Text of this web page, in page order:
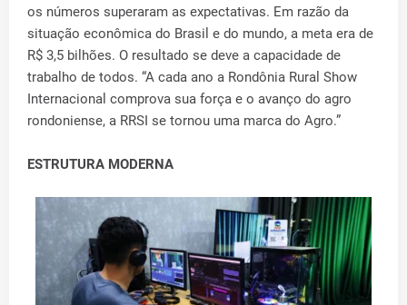
os números superaram as expectativas. Em razão da
situação econômica do Brasil e do mundo, a meta era de
R$ 3,5 bilhões. O resultado se deve a capacidade de
trabalho de todos. “A cada ano a Rondônia Rural Show
Internacional comprova sua força e o avanço do agro
rondoniense, a RRSI se tornou uma marca do Agro.”
ESTRUTURA MODERNA